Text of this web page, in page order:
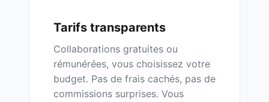
Tarifs transparents
Collaborations gratuites ou
rémunérées, vous choisissez votre
budget. Pas de frais cachés, pas de
commissions surprises. Vous